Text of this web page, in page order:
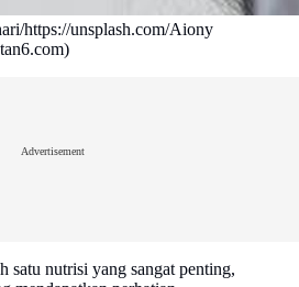
https://unsplash.com/Aiony
Advertisement
satu nutrisi yang sangat penting,